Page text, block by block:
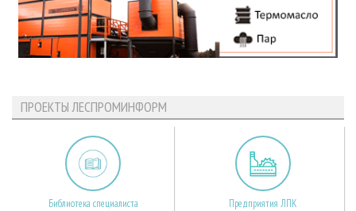
ПРОЕКТЫ ЛЕСПРОМИНФОРМ
Библиотека специалиста Предприятия ЛПК